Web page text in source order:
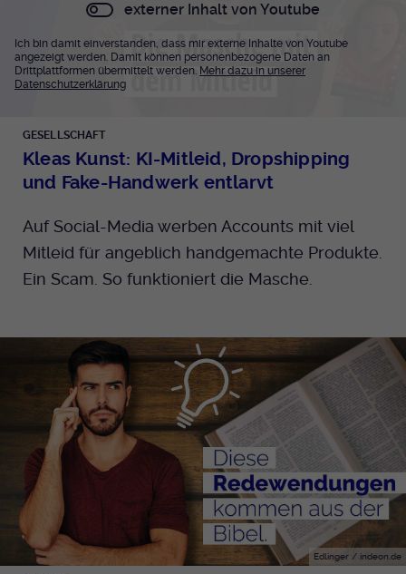
externer Inhalt von Youtube
Ich bin damit einverstanden, dass mir externe Inhalte von Youtube
angezeigt werden. Damit können personenbezogene Daten an
Drittplattformen übermittelt werden. Mehr dazu in unserer
Datenschutzerklärung
GESELLSCHAFT
Kleas Kunst: KI-Mitleid, Dropshipping
und Fake-Handwerk entlarvt
Auf Social-Media werben Accounts mit viel
Mitleid für angeblich handgemachte Produkte.
Ein Scam. So funktioniert die Masche.
Edlinger / indeon.de